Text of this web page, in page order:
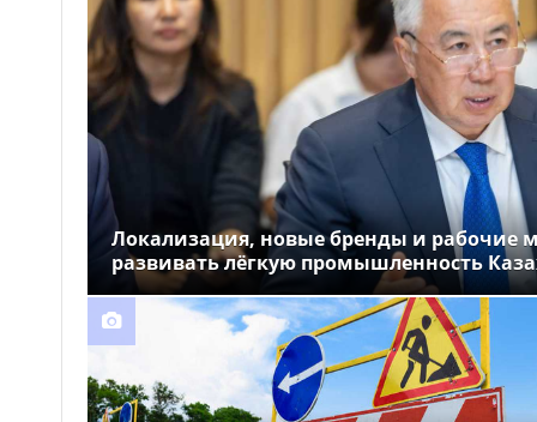
09:24
14 человек эвакуировали
из жилого дома из-за пожара в
донерной в Актобе
09:19
Ночная шумная езда
обернулась арестом для двух
водителей в Астане
Локализация, новые бренды и рабочие
развивать лёгкую промышленность